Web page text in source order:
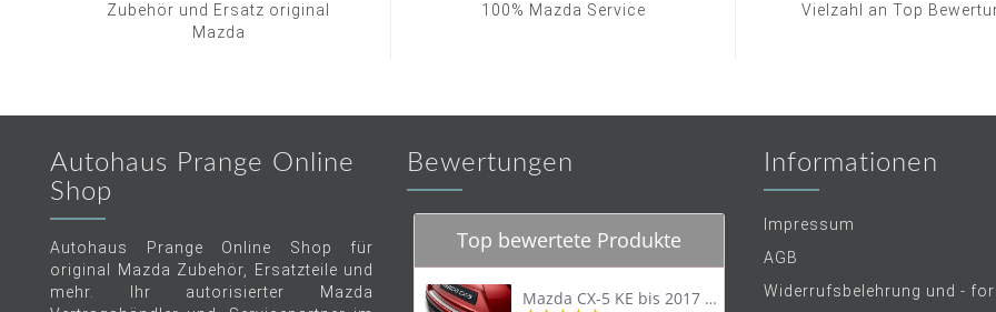
Zubehör und Ersatz original
Mazda
100% Mazda Service Vielzahl an Top
Autohaus Prange Online
Shop
Autohaus Prange Online Shop für
original Mazda Zubehör, Ersatzteile und
mehr. Ihr autorisierter Mazda
Bewertungen
Top bewertete Produkte
Mazda CX-5 KE bis 2017 Trittschutzleiste Edelstahl original
Informationen
Impressum
AGB
Widerrufsbelehrung und -